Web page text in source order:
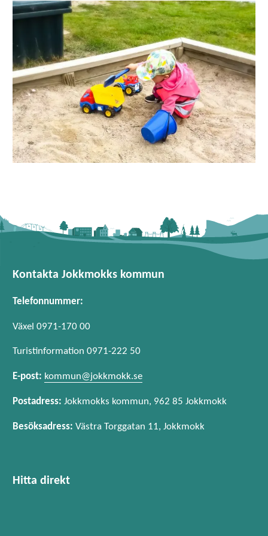
Kontakta Jokkmokks kommun
Telefonnummer:
Växel 0971-170 00
Turistinformation 0971-222 50
E-post: kommun@jokkmokk.se
Postadress: Jokkmokks kommun, 962 85 Jokkmokk
Besöksadress: Västra Torggatan 11, Jokkmokk
Hitta direkt